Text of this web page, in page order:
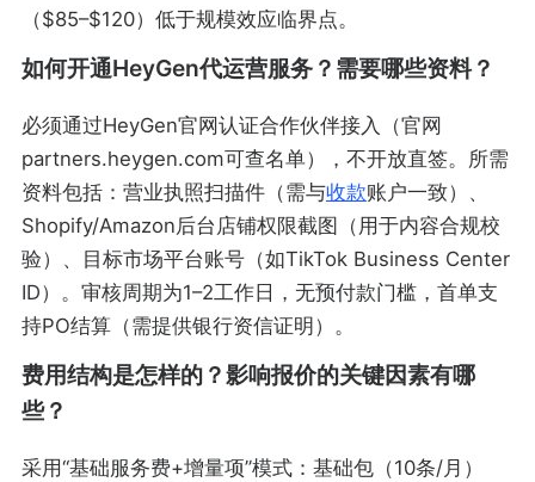
（$85–$120）低于规模效应临界点。
如何开通HeyGen代运营服务？需要哪些资料？
必须通过HeyGen官网认证合作伙伴接入（官网
partners.heygen.com可查名单），不开放直签。所需
资料包括：营业执照扫描件（需与收款账户一致）、
Shopify/Amazon后台店铺权限截图（用于内容合规校
验）、目标市场平台账号（如TikTok Business Center
ID）。审核周期为1–2工作日，无预付款门槛，首单支
持PO结算（需提供银行资信证明）。
费用结构是怎样的？影响报价的关键因素有哪
些？
采用“基础服务费+增量项”模式：基础包（10条/月）